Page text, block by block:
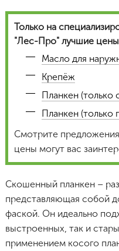
Только на
"Лес-Про" лучшие
Масло для
Крепёж
Планкен (только
Планкен (только
Смотрите
цены могут вас
Скошенный планкен –
представляющая собой
фаской. Он идеально
выстроенных, так и
применением косого